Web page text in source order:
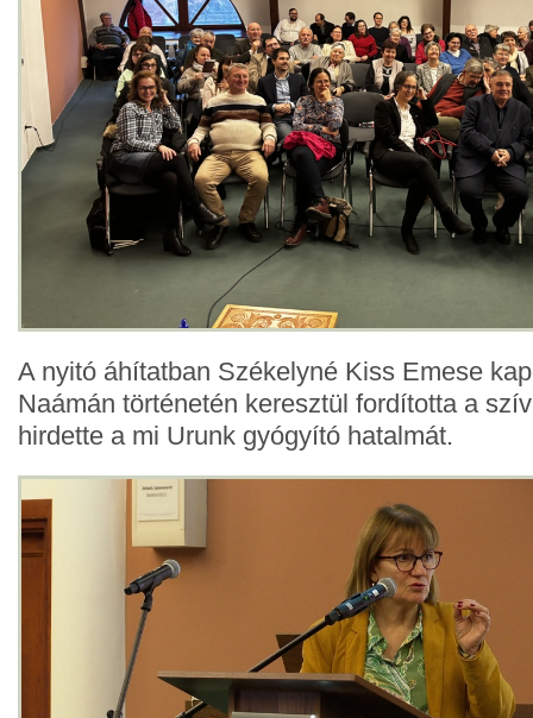
A nyitó áhítatban Székelyné Kiss Emese
Naámán történetén keresztül fordította a
hirdette a mi Urunk gyógyító hatalmát.